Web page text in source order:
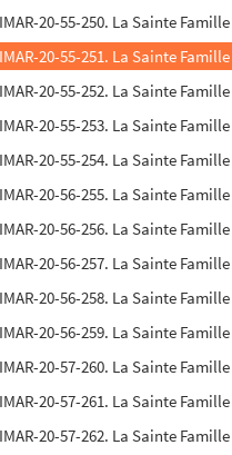
20-55-250. La Sainte Famille
20-55-251. La Sainte Famille
20-55-252. La Sainte Famille
20-55-253. La Sainte Famille
20-55-254. La Sainte Famille
20-56-255. La Sainte Famille
20-56-256. La Sainte Famille
20-56-257. La Sainte Famille
20-56-258. La Sainte Famille
20-56-259. La Sainte Famille
20-57-260. La Sainte Famille
20-57-261. La Sainte Famille
20-57-262. La Sainte Famille